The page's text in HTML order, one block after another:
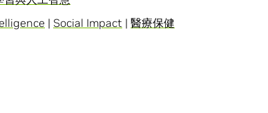
| Social Impact | 醫療保健